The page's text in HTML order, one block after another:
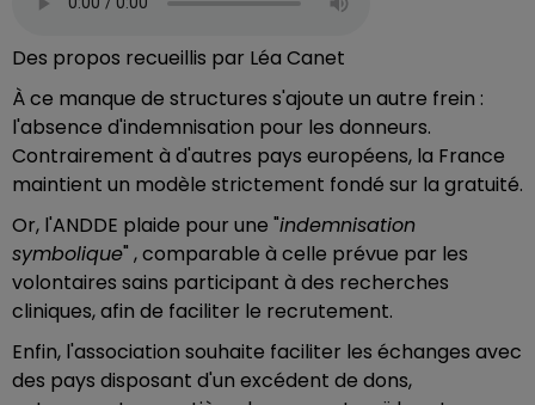
Des propos recueillis par Léa Canet
À ce manque de structures s'ajoute un autre frein :
l'absence d'indemnisation pour les donneurs.
Contrairement à d'autres pays européens, la France
maintient un modèle strictement fondé sur la gratuité.
Or, l'ANDDE plaide pour une "indemnisation
symbolique" , comparable à celle prévue par les
volontaires sains participant à des recherches
cliniques, afin de faciliter le recrutement.
Enfin, l'association souhaite faciliter les échanges avec
des pays disposant d'un excédent de dons,